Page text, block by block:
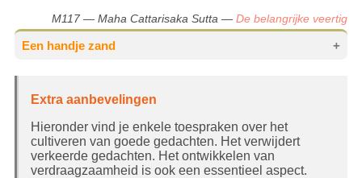
handelen met boosheid, zullen mensen ons gaan
haten. We zullen worden gestraft door de
maatschappij en de landelijke wet. Na de dood
zullen we eveneens worden wedergeboren in een
'ervaring' verwijst naar gevolgen (
zijn, maar er wel de basis voor zijn.
De boodschap in de eerste twee verzen van de
Dhammapadais: 'Denk verkeerd en lijdt. Denk goed
M117 — Maha Cattarisaka Sutta —De belangrijke veertig
Een handje zand
iets aan de Boeddha wilde geven, maar ze was
heel arm. Daarom nam ze wat zand van de
grond en strekte haar armpje uit naar de
Boeddha en zei: 'Ik wil u heel graag meer geven,
maar ik heb niets anders dan deze handvol
Extra aanbevelingen
Hieronder vind je enkele toespraken over het
cultiveren van goede gedachten. Het verwijdert
verkeerde gedachten. Het ontwikkelen van
verdraagzaamheid is ook een essentieel aspect.